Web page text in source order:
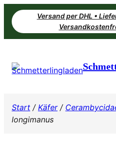
Zum
Inhalt
springen
Versand per DHL •
Start / Käfer/
longimanus